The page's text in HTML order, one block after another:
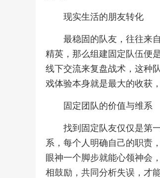
现实生活的朋友转化
最稳固的队友，往往来
精英，那么组建固定队伍便
线下交流来复盘战术，这种
戏体验本身就是最大的收获
固定团队的价值与维系
找到固定队友仅仅是第
系，每个人明确自己的职责
眼神一个脚步就能心领神会
相鼓励，共同分析失误，才